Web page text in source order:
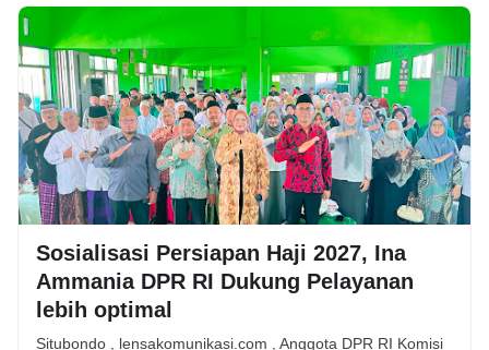
Sosialisasi Persiapan Haji 2027, Ina
Ammania DPR RI Dukung Pelayanan
lebih optimal
Situbondo , lensakomunikasi.com , Anggota DPR RI Komisi